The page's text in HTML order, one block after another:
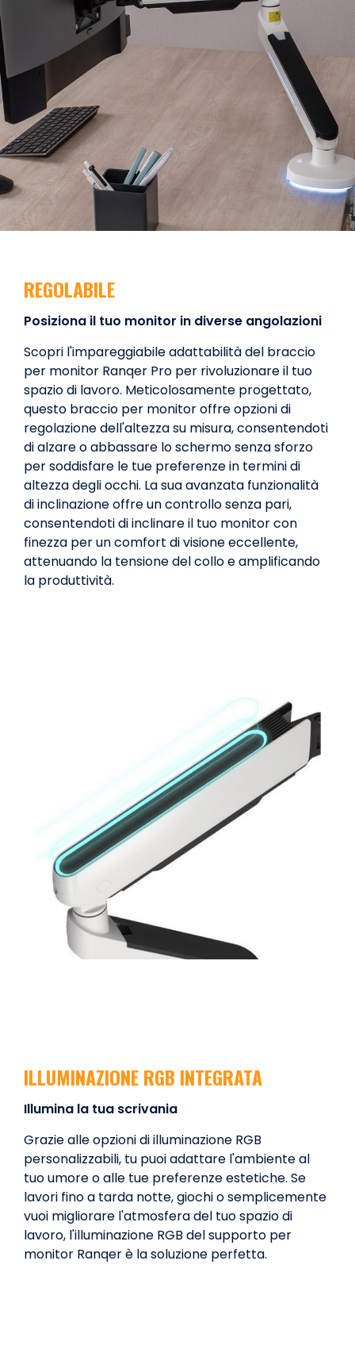
REGOLABILE
Posiziona il tuo monitor in diverse angolazioni
Scopri l'impareggiabile adattabilità del braccio
per monitor Ranqer Pro per rivoluzionare il tuo
spazio di lavoro. Meticolosamente progettato,
questo braccio per monitor offre opzioni di
regolazione dell'altezza su misura, consentendoti
di alzare o abbassare lo schermo senza sforzo
per soddisfare le tue preferenze in termini di
altezza degli occhi. La sua avanzata funzionalità
di inclinazione offre un controllo senza pari,
consentendoti di inclinare il tuo monitor con
finezza per un comfort di visione eccellente,
attenuando la tensione del collo e amplificando
la produttività.
ILLUMINAZIONE RGB INTEGRATA
Illumina la tua scrivania
Grazie alle opzioni di illuminazione RGB
personalizzabili, tu puoi adattare l'ambiente al
tuo umore o alle tue preferenze estetiche. Se
lavori fino a tarda notte, giochi o semplicemente
vuoi migliorare l'atmosfera del tuo spazio di
lavoro, l'illuminazione RGB del supporto per
monitor Ranqer è la soluzione perfetta.